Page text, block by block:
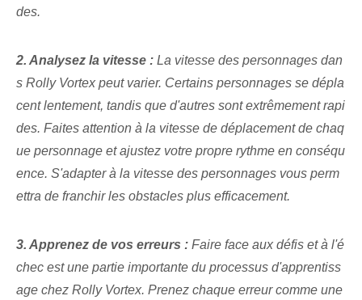
des.
2. Analysez la vitesse : La vitesse des personnages dan
s Rolly Vortex peut varier. Certains personnages se dépla
cent lentement, tandis que d'autres sont extrêmement rapi
des. Faites attention à la vitesse de déplacement de chaq
ue personnage et ajustez votre propre rythme en conséqu
ence. S'adapter à la vitesse des personnages vous perm
ettra de franchir les obstacles plus efficacement.
3. Apprenez de vos erreurs : Faire face aux défis et à l'é
chec est une partie importante du processus d'apprentiss
age chez Rolly Vortex. Prenez chaque erreur ‌comme une